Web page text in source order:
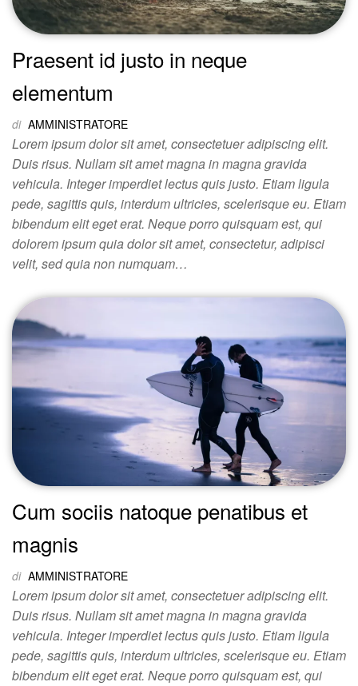
Praesent id justo in neque
elementum
di AMMINISTRATORE
Lorem ipsum dolor sit amet, consectetuer adipiscing elit.
Duis risus. Nullam sit amet magna in magna gravida
vehicula. Integer imperdiet lectus quis justo. Etiam ligula
pede, sagittis quis, interdum ultricies, scelerisque eu. Etiam
bibendum elit eget erat. Neque porro quisquam est, qui
dolorem ipsum quia dolor sit amet, consectetur, adipisci
velit, sed quia non numquam…
Cum sociis natoque penatibus et
magnis
di AMMINISTRATORE
Lorem ipsum dolor sit amet, consectetuer adipiscing elit.
Duis risus. Nullam sit amet magna in magna gravida
vehicula. Integer imperdiet lectus quis justo. Etiam ligula
pede, sagittis quis, interdum ultricies, scelerisque eu. Etiam
bibendum elit eget erat. Neque porro quisquam est, qui